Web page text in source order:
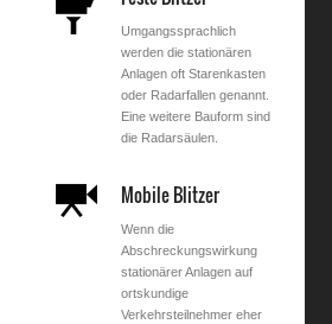
Umgangssprachlich
werden die stationären
Anlagen oft Starenkasten
oder Radarfallen genannt.
Eine weitere Bauform sind
die Radarsäulen.
Mobile Blitzer
Wenn die
Abschreckungswirkung
stationärer Anlagen auf
ortskundige
Verkehrsteilnehmer eher